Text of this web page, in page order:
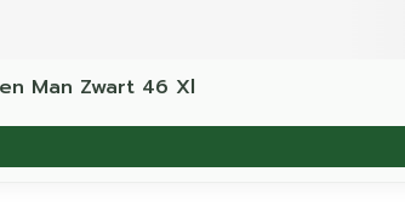
Man Zwart 46 Xl